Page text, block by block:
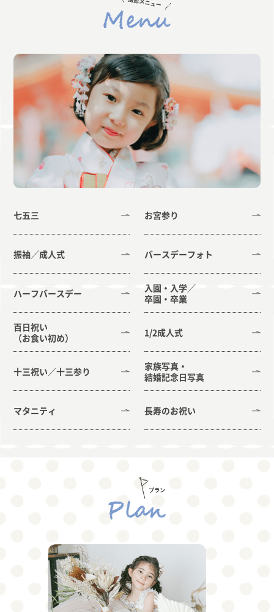
七五三 お宮参り
振袖／成人式 バースデーフォト
ハーフバースデー
入園・入学／
卒園・卒業
百日祝い
（お食い初め）
1/2成人式
十三祝い／十三参り
家族写真・
結婚記念日写真
マタニティ 長寿のお祝い